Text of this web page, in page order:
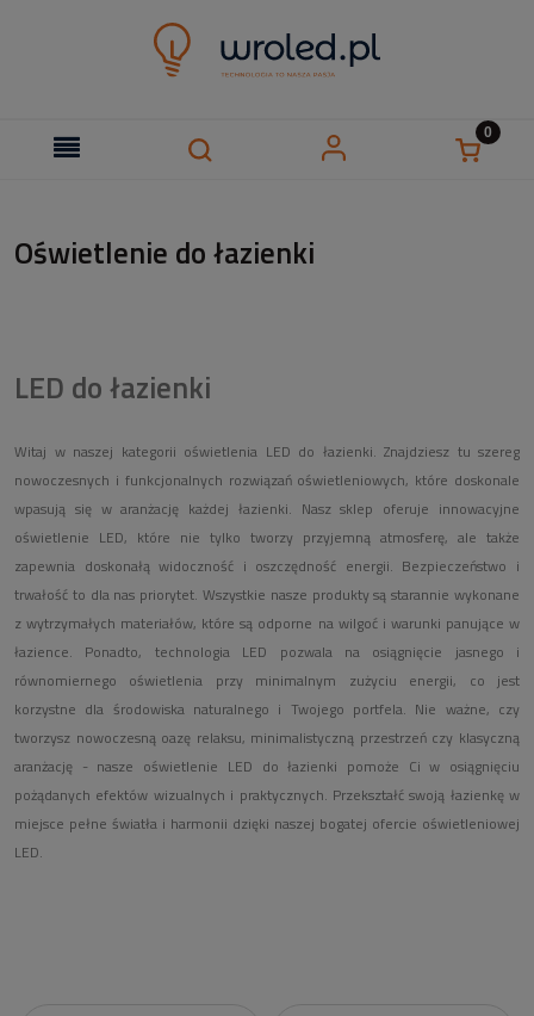
Oświetlenie do łazienki
LED do łazienki
Witaj w naszej kategorii oświetlenia LED do łazienki. Znajdziesz tu szereg
nowoczesnych i funkcjonalnych rozwiązań oświetleniowych, które doskonale
wpasują się w aranżację każdej łazienki. Nasz sklep oferuje innowacyjne
oświetlenie LED, które nie tylko tworzy przyjemną atmosferę, ale także
zapewnia doskonałą widoczność i oszczędność energii. Bezpieczeństwo i
trwałość to dla nas priorytet. Wszystkie nasze produkty są starannie wykonane
z wytrzymałych materiałów, które są odporne na wilgoć i warunki panujące w
łazience. Ponadto, technologia LED pozwala na osiągnięcie jasnego i
równomiernego oświetlenia przy minimalnym zużyciu energii, co jest
korzystne dla środowiska naturalnego i Twojego portfela. Nie ważne, czy
tworzysz nowoczesną oazę relaksu, minimalistyczną przestrzeń czy klasyczną
aranżację - nasze oświetlenie LED do łazienki pomoże Ci w osiągnięciu
pożądanych efektów wizualnych i praktycznych. Przekształć swoją łazienkę w
miejsce pełne światła i harmonii dzięki naszej bogatej ofercie oświetleniowej
LED.